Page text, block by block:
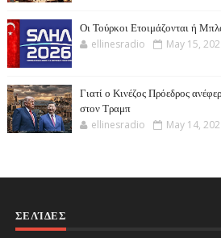
Οι Τούρκοι Ετοιμάζονται ή
ellinesradio May 15,
Γιατί ο Κινέζος Πρόεδρος
στον Τραμπ
ellinesradio May 14,
ΣΕΛΊΔΕΣ